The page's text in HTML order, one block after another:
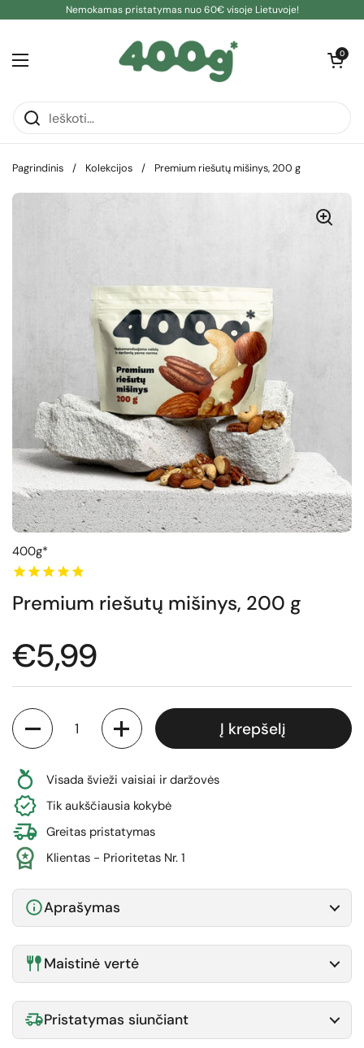
Pereiti prie turinioNemokamas pristatymas nuo 60€ visoje Lietuvoje!
Atidaryti meniu
Atidaryti
0
Pagrindinis / Kolekcijos / Premium riešutų mišinys, 200 g
400g*
Premium riešutų mišinys, 200 g
Normali kaina
€5,99
Kiekis
Į krepšelį
Visada švieži vaisiai ir daržovės
Tik aukščiausia kokybė
Greitas pristatymas
Klientas - Prioritetas Nr. 1
Aprašymas
Maistinė vertė
Pristatymas siunčiant